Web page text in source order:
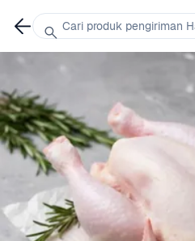
Cari produk pengiriman